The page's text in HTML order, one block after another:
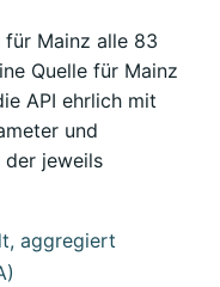
für Mainz alle 83
Quelle für Mainz
API ehrlich mit
und
jeweils
aggregiert